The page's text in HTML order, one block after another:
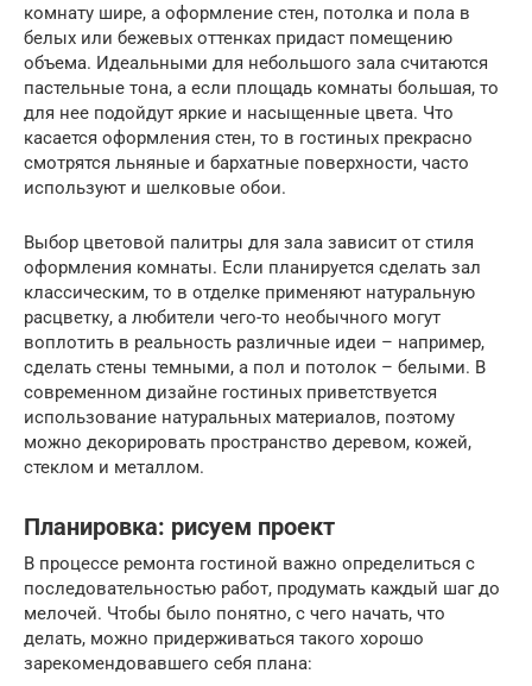
комнату шире, а оформление стен, потолка и пола в
белых или бежевых оттенках придаст помещению
объема. Идеальными для небольшого зала считаются
пастельные тона, а если площадь комнаты большая, то
для нее подойдут яркие и насыщенные цвета. Что
касается оформления стен, то в гостиных прекрасно
смотрятся льняные и бархатные поверхности, часто
используют и шелковые обои.
Выбор цветовой палитры для зала зависит от стиля
оформления комнаты. Если планируется сделать зал
классическим, то в отделке применяют натуральную
расцветку, а любители чего-то необычного могут
воплотить в реальность различные идеи – например,
сделать стены темными, а пол и потолок – белыми. В
современном дизайне гостиных приветствуется
использование натуральных материалов, поэтому
можно декорировать пространство деревом, кожей,
стеклом и металлом.
Планировка: рисуем проект
В процессе ремонта гостиной важно определиться с
последовательностью работ, продумать каждый шаг до
мелочей. Чтобы было понятно, с чего начать, что
делать, можно придерживаться такого хорошо
зарекомендовавшего себя плана: